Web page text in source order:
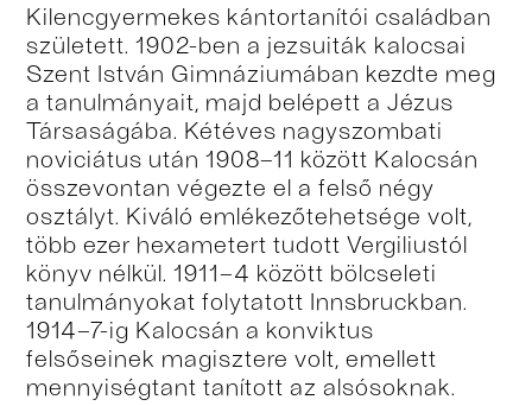
Kilencgyermekes kántortanítói családban
született. 1902-ben a jezsuiták kalocsai
Szent István Gimnáziumában kezdte meg
a tanulmányait, majd belépett a Jézus
Társaságába. Kétéves nagyszombati
noviciátus után 1908–11 között Kalocsán
összevontan végezte el a felső négy
osztályt. Kiváló emlékezőtehetsége volt,
több ezer hexametert tudott Vergiliustól
könyv nélkül. 1911–4 között bölcseleti
tanulmányokat folytatott Innsbruckban.
1914–7-ig Kalocsán a konviktus
felsőseinek magisztere volt, emellett
mennyiségtant tanított az alsósoknak.